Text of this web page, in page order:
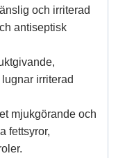
och irriterad
antiseptisk
irriterad
mjukgörande och
fettsyror,